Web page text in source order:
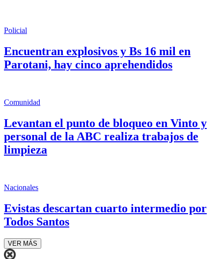
Policial
Encuentran explosivos y Bs 16 mil en
Parotani, hay cinco aprehendidos
Comunidad
Levantan el punto de bloqueo en Vinto y
personal de la ABC realiza trabajos de
limpieza
Nacionales
Evistas descartan cuarto intermedio por
Todos Santos
VER MÁS